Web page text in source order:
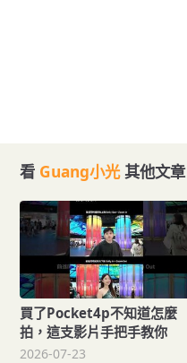
看 Guang小光 其他文章
買了Pocket4p不知道怎麼
拍，這支影片手把手教你
2026-07-23